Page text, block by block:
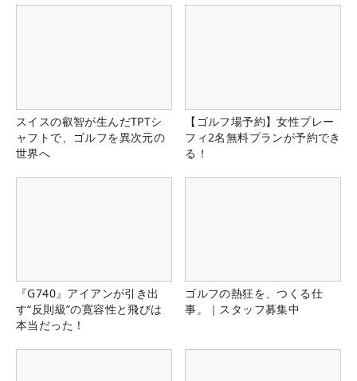
スイスの叡智が生んだTPTシ
ャフトで、ゴルフを異次元の
世界へ
【ゴルフ場予約】女性プレー
フィ2名無料プランが予約でき
る！
『G740』アイアンが引き出
す“反則級”の寛容性と飛びは
本当だった！
ゴルフの熱狂を、つくる仕
事。｜スタッフ募集中